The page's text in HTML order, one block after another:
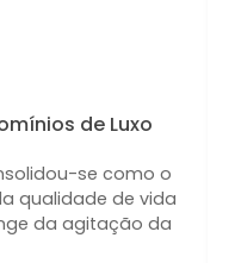
de Luxo
se como o
qualidade de vida
da agitação da